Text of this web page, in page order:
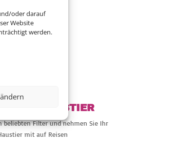
oder darauf
Website
werden.
MIT HAUSTIER
beliebten Filter und nehmen Sie Ihr
mit auf Reisen